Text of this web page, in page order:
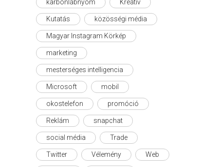
karbonlábnyom Kreatív
Kutatás közösségi média
Magyar Instagram Körkép
marketing
mesterséges intelligencia
Microsoft mobil
okostelefon promóció
Reklám snapchat
social média Trade
Twitter Vélemény Web